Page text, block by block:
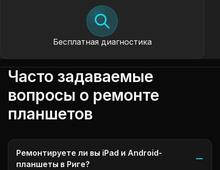
Бесплатная диагностика
Часто задаваемые
вопросы о ремонте
планшетов
Ремонтируете ли вы iPad и Android-
планшеты в Риге?